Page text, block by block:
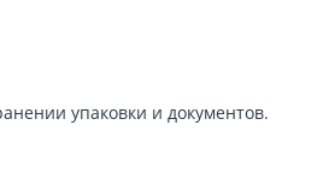
упаковки и документов.